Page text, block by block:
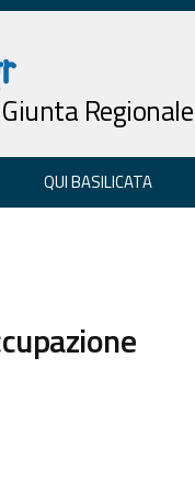
Regionale
QUI BASILICATA